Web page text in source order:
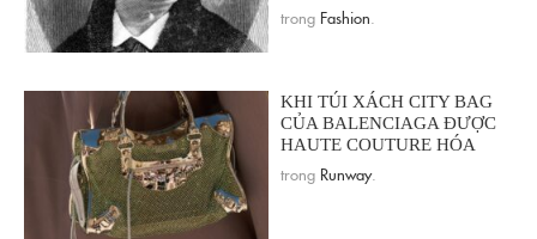
trong Fashion
KHI TÚI XÁCH CITY BAG
CỦA BALENCIAGA ĐƯỢC
HAUTE COUTURE HÓA
trong Runway.